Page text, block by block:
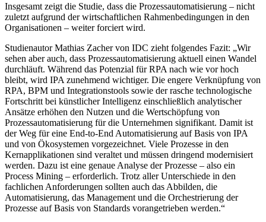
Insgesamt zeigt die Studie, dass die Prozessautomatisierung – nicht
zuletzt aufgrund der wirtschaftlichen Rahmenbedingungen in den
Organisationen – weiter forciert wird.
Studienautor Mathias Zacher von IDC zieht folgendes Fazit: „Wir
sehen aber auch, dass Prozessautomatisierung aktuell einen Wandel
durchläuft. Während das Potenzial für RPA nach wie vor hoch
bleibt, wird IPA zunehmend wichtiger. Die engere Verknüpfung von
RPA, BPM und Integrationstools sowie der rasche technologische
Fortschritt bei künstlicher Intelligenz einschließlich analytischer
Ansätze erhöhen den Nutzen und die Wertschöpfung von
Prozessautomatisierung für die Unternehmen signifikant. Damit ist
der Weg für eine End-to-End Automatisierung auf Basis von IPA
und von Ökosystemen vorgezeichnet. Viele Prozesse in den
Kernapplikationen sind veraltet und müssen dringend modernisiert
werden. Dazu ist eine genaue Analyse der Prozesse – also ein
Process Mining – erforderlich. Trotz aller Unterschiede in den
fachlichen Anforderungen sollten auch das Abbilden, die
Automatisierung, das Management und die Orchestrierung der
Prozesse auf Basis von Standards vorangetrieben werden.“